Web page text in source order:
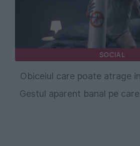
SOCIAL
Obiceiul care poate atrage
Gestul aparent banal pe